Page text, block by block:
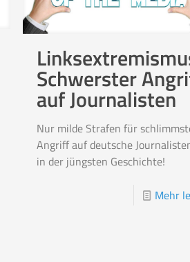
Schwerster
auf Journalisten
Nur milde Strafen für
Angriff auf deutsche
in der jüngsten Geschichte!
Mehr